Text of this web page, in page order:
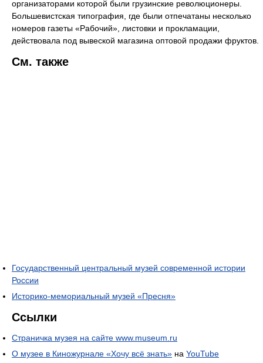
организаторами которой были грузинские революционеры.
Большевистская типография, где были отпечатаны несколько
номеров газеты «Рабочий», листовки и прокламации,
действовала под вывеской магазина оптовой продажи фруктов.
См. также
Государственный центральный музей современной истории
России
Историко-мемориальный музей «Пресня»
Ссылки
Страничка музея на сайте www.museum.ru
О музее в Киножурнале «Хочу всё знать» на YouTube